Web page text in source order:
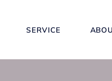
SERVICE